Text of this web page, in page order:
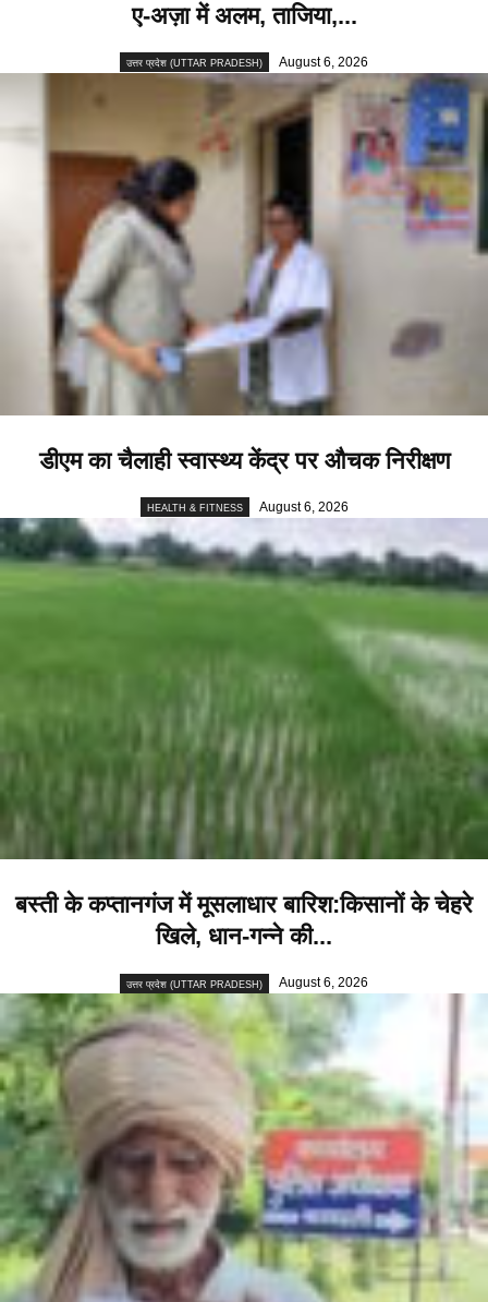
ए-अज़ा में अलम, ताजिया,...
उत्तर प्रदेश (UTTAR PRADESH) August 6, 2026
डीएम का चैलाही स्वास्थ्य केंद्र पर औचक निरीक्षण
HEALTH & FITNESS August 6, 2026
बस्ती के कप्तानगंज में मूसलाधार बारिश:किसानों के चेहरे
खिले, धान-गन्ने की...
उत्तर प्रदेश (UTTAR PRADESH) August 6, 2026